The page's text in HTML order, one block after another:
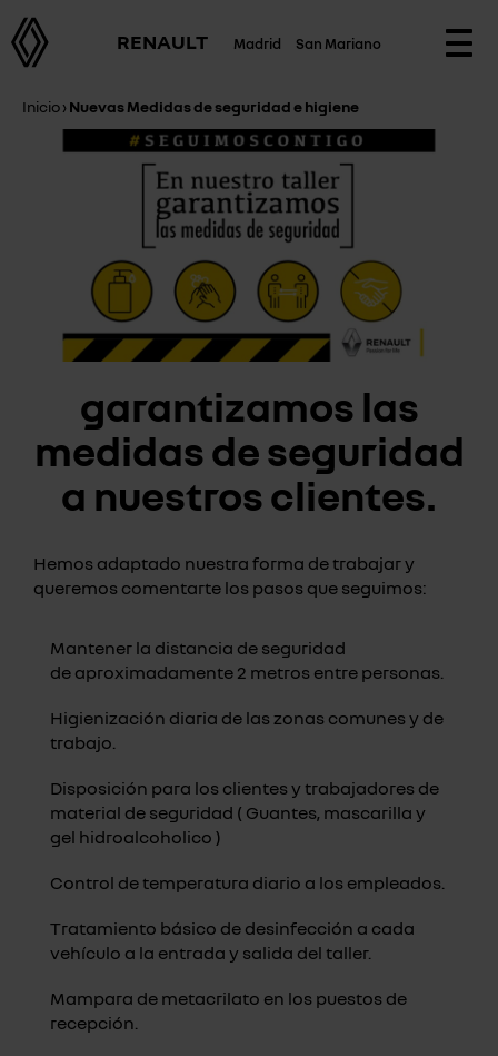
RENAULT Madrid San Mariano
Inicio›Nuevas Medidas de seguridad e higiene
garantizamos las
medidas de seguridad
a nuestros clientes.
Hemos adaptado nuestra forma de trabajar y
queremos comentarte los pasos que seguimos:
Mantener la distancia de seguridad
de aproximadamente 2 metros entre personas.
Higienización diaria de las zonas comunes y de
trabajo.
Disposición para los clientes y trabajadores de
material de seguridad ( Guantes, mascarilla y
gel hidroalcoholico )
Control de temperatura diario a los empleados.
Tratamiento básico de desinfección a cada
vehículo a la entrada y salida del taller.
Mampara de metacrilato en los puestos de
recepción.